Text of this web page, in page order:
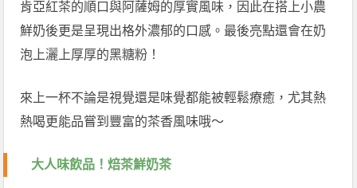
肯亞紅茶的順口與阿薩姆的厚實風味，因此在搭上小農
鮮奶後更是呈現出格外濃郁的口感。最後亮點還會在奶
泡上灑上厚厚的黑糖粉！
來上一杯不論是視覺還是味覺都能被輕鬆療癒，尤其熱
熱喝更能品嘗到豐富的茶香風味哦～
大人味飲品！焙茶鮮奶茶